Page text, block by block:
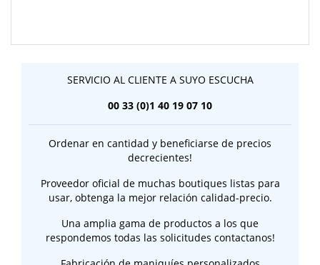
SERVICIO AL CLIENTE A SUYO ESCUCHA
00 33 (0)1 40 19 07 10
Ordenar en cantidad y beneficiarse de precios
decrecientes!
Proveedor oficial de muchas boutiques listas para
usar, obtenga la mejor relación calidad-precio.
Una amplia gama de productos a los que
respondemos todas las solicitudes contactanos!